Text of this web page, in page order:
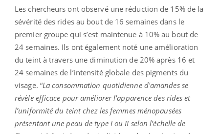
Les chercheurs ont observé une réduction de 15% de la
sévérité des rides au bout de 16 semaines dans le
premier groupe qui s’est maintenue à 10% au bout de
24 semaines. Ils ont également noté une amélioration
du teint à travers une diminution de 20% après 16 et
24 semaines de l’intensité globale des pigments du
visage. “La consommation quotidienne d'amandes se
révèle efficace pour améliorer l'apparence des rideset
l’uniformité du teint chez les femmes ménopausées
présentant une peau de type I ou II selon l’échelle de